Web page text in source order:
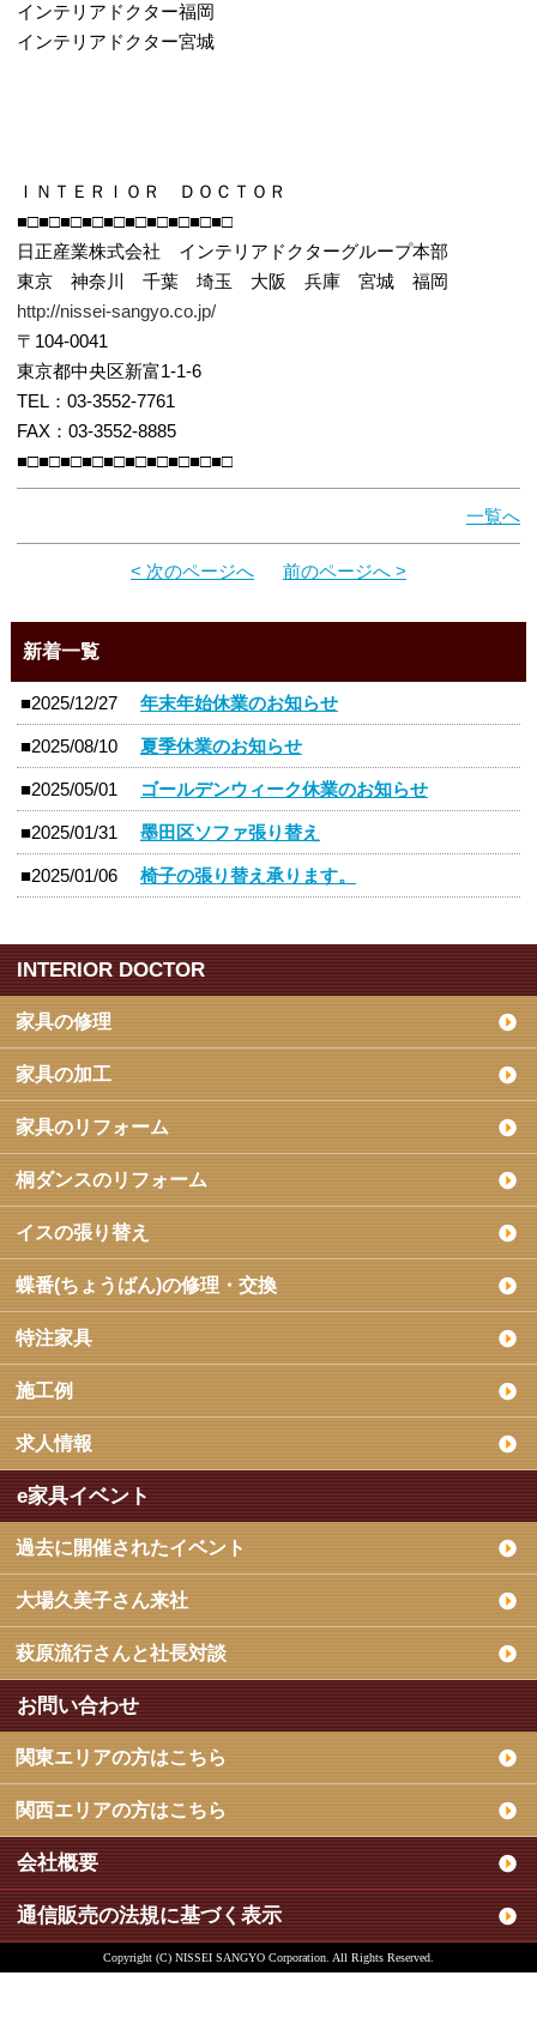
インテリアドクター福岡
インテリアドクター宮城
ＩＮＴＥＲＩＯＲ ＤＯＣＴＯＲ
■□■□■□■□■□■□■□■□■□■□
日正産業株式会社 インテリアドクターグループ本部
東京 神奈川 千葉 埼玉 大阪 兵庫 宮城 福岡
http://nissei-sangyo.co.jp/
〒104-0041
東京都中央区新富1-1-6
TEL：03-3552-7761
FAX：03-3552-8885
■□■□■□■□■□■□■□■□■□■□
一覧へ
< 次のページへ 前のページへ >
新着一覧
■2025/12/27 年末年始休業のお知らせ
■2025/08/10 夏季休業のお知らせ
■2025/05/01 ゴールデンウィーク休業のお知らせ
■2025/01/31 墨田区ソファ張り替え
■2025/01/06 椅子の張り替え承ります。
INTERIOR DOCTOR
家具の修理
家具の加工
家具のリフォーム
桐ダンスのリフォーム
イスの張り替え
蝶番(ちょうばん)の修理・交換
特注家具
施工例
求人情報
e家具イベント
過去に開催されたイベント
大場久美子さん来社
萩原流行さんと社長対談
お問い合わせ
関東エリアの方はこちら
関西エリアの方はこちら
会社概要
通信販売の法規に基づく表示
Copyright (C) NISSEI SANGYO Corporation. All Rights Reserved.